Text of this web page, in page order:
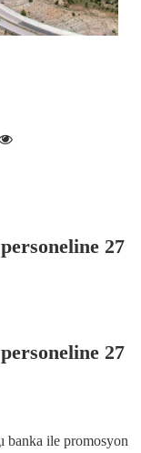
27
27
banka ile promosyon